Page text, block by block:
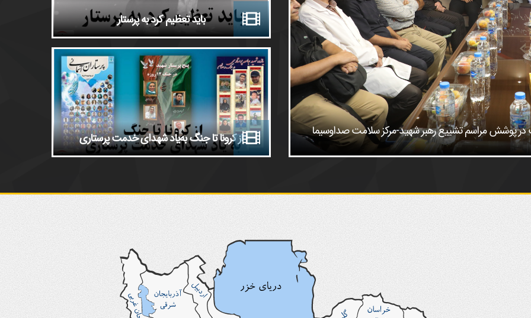
در پوشش مراسم تشییع رهبر شهید-مرکز سلامت صداوسیما
امضای تفاهم‌نامه همکاری سازمان نظام پرستاری و سازمان نظام
پرستاران
باید تعظیم کرد به پرستار
از کرونا تا جنگ به‌یاد شهدای خدمت پرستاری